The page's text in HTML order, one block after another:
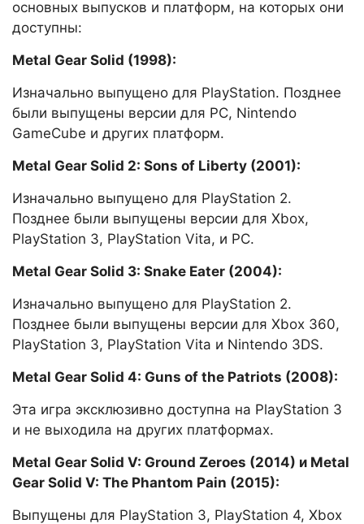
основных выпусков и платформ, на которых они
доступны:
Metal Gear Solid (1998):
Изначально выпущено для PlayStation. Позднее
были выпущены версии для PC, Nintendo
GameCube и других платформ.
Metal Gear Solid 2: Sons of Liberty (2001):
Изначально выпущено для PlayStation 2.
Позднее были выпущены версии для Xbox,
PlayStation 3, PlayStation Vita, и PC.
Metal Gear Solid 3: Snake Eater (2004):
Изначально выпущено для PlayStation 2.
Позднее были выпущены версии для Xbox 360,
PlayStation 3, PlayStation Vita и Nintendo 3DS.
Metal Gear Solid 4: Guns of the Patriots (2008):
Эта игра эксклюзивно доступна на PlayStation 3
и не выходила на других платформах.
Metal Gear Solid V: Ground Zeroes (2014) и Metal
Gear Solid V: The Phantom Pain (2015):
Выпущены для PlayStation 3, PlayStation 4, Xbox